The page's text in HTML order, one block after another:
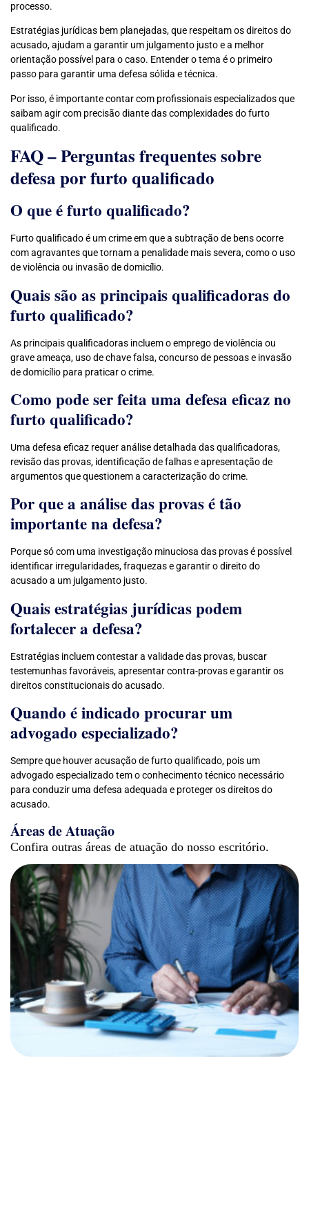
processo.
Estratégias jurídicas bem planejadas, que respeitam os direitos do
acusado, ajudam a garantir um julgamento justo e a melhor
orientação possível para o caso. Entender o tema é o primeiro
passo para garantir uma defesa sólida e técnica.
Por isso, é importante contar com profissionais especializados que
saibam agir com precisão diante das complexidades do furto
qualificado.
FAQ – Perguntas frequentes sobre
defesa por furto qualificado
O que é furto qualificado?
Furto qualificado é um crime em que a subtração de bens ocorre
com agravantes que tornam a penalidade mais severa, como o uso
de violência ou invasão de domicílio.
Quais são as principais qualificadoras do
furto qualificado?
As principais qualificadoras incluem o emprego de violência ou
grave ameaça, uso de chave falsa, concurso de pessoas e invasão
de domicílio para praticar o crime.
Como pode ser feita uma defesa eficaz no
furto qualificado?
Uma defesa eficaz requer análise detalhada das qualificadoras,
revisão das provas, identificação de falhas e apresentação de
argumentos que questionem a caracterização do crime.
Por que a análise das provas é tão
importante na defesa?
Porque só com uma investigação minuciosa das provas é possível
identificar irregularidades, fraquezas e garantir o direito do
acusado a um julgamento justo.
Quais estratégias jurídicas podem
fortalecer a defesa?
Estratégias incluem contestar a validade das provas, buscar
testemunhas favoráveis, apresentar contra-provas e garantir os
direitos constitucionais do acusado.
Quando é indicado procurar um
advogado especializado?
Sempre que houver acusação de furto qualificado, pois um
advogado especializado tem o conhecimento técnico necessário
para conduzir uma defesa adequada e proteger os direitos do
acusado.
Áreas de Atuação
Confira outras áreas de atuação do nosso escritório.